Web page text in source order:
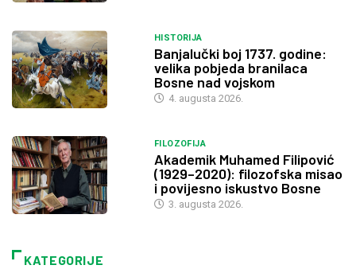
HISTORIJA
Banjalučki boj 1737. godine:
velika pobjeda branilaca
Bosne nad vojskom
4. augusta 2026.
FILOZOFIJA
Akademik Muhamed Filipović
(1929–2020): filozofska misao
i povijesno iskustvo Bosne
3. augusta 2026.
KATEGORIJE